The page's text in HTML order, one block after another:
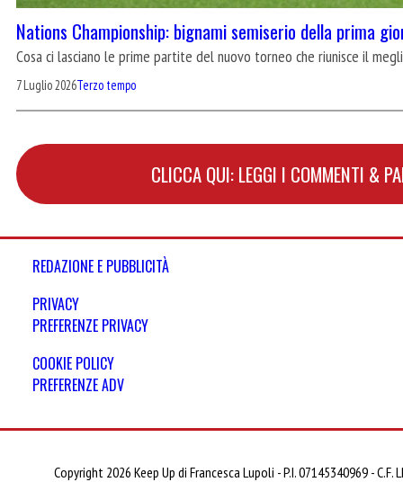
Nations Championship: bignami semiserio della prima
Cosa ci lasciano le prime partite del nuovo torneo che riunisce il
7 Luglio 2026Terzo tempo
CLICCA QUI: LEGGI I COMMENTI &
REDAZIONE E PUBBLICITÀ
PRIVACY
PREFERENZE PRIVACY
COOKIE POLICY
PREFERENZE ADV
Copyright 2026 Keep Up di Francesca Lupoli - P.I. 07145340969 - C.F.